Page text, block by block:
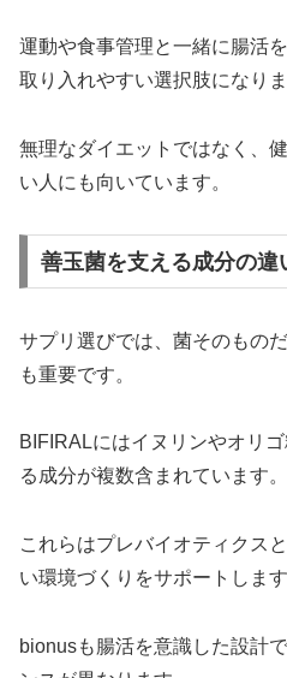
運動や食事管理と一緒に腸活
取り入れやすい選択肢になりま
無理なダイエットではなく、
い人にも向いています。
善玉菌を支える成分の違
サプリ選びでは、菌そのもの
も重要です。
BIFIRALにはイヌリンやオリ
る成分が複数含まれています。
これらはプレバイオティクス
い環境づくりをサポートします
bionusも腸活を意識した設計